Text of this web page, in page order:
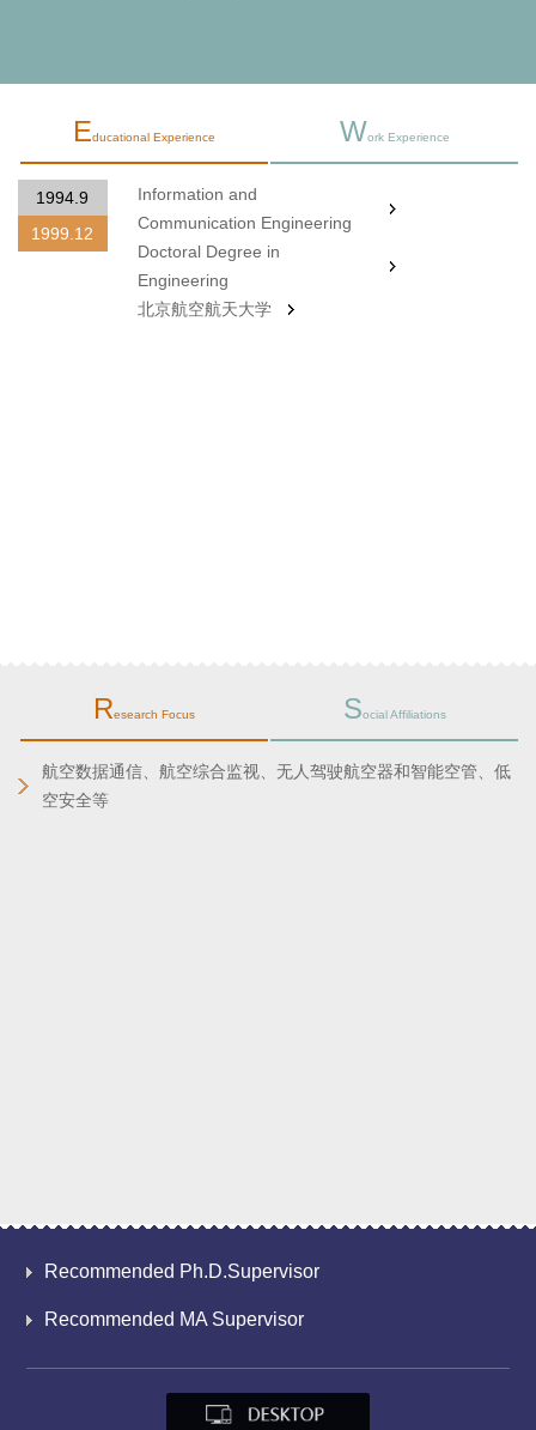
Educational Experience Work Experience
1994.9
1999.12
Information and
Communication Engineering
Doctoral Degree in
Engineering
北京航空航天大学
Research Focus Social Affiliations
航空数据通信、航空综合监视、无人驾驶航空器和智能空管、低
空安全等
Recommended Ph.D.Supervisor
Recommended MA Supervisor